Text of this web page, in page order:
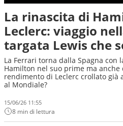
La rinascita di
Leclerc: viaggio
targata Lewis che
La Ferrari torna dalla Spagna con
Hamilton nel suo prime ma
rendimento di Leclerc crollato già
al Mondiale?
15/06/26 11:55
8 min di lettura